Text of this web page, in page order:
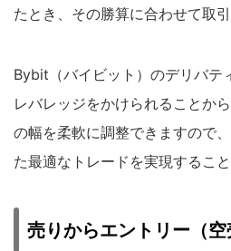
たとき、その勝算に合わせて取
Bybit（バイビット）のデリバテ
レバレッジをかけられることか
の幅を柔軟に調整できますので
た最適なトレードを実現すること
売りからエントリー（